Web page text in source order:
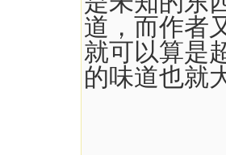
道，而作者
就可以算是
的味道也就